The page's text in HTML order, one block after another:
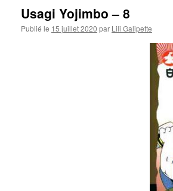
Usagi Yojimbo – 8
Publié le 15 juillet 2020 par Lili Galipette